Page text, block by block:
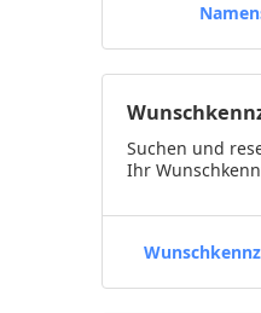
Suchen und
Ihr